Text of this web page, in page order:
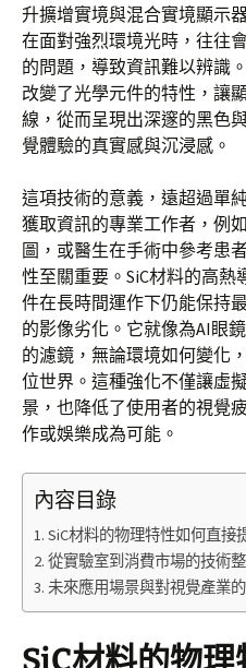
升擴增實境與混合實境顯示
在面對強烈環境光時，往往
的問題，導致資訊難以辨識
改變了光學元件的特性，讓
線，從而呈現出深邃的黑色
覺體驗的真實感與沉浸感。
這項技術的意義，遠超過單
獲取資訊的專業工作者，例
圖，或醫生在手術中參考患
性至關重要。SiC材料的高
件在長時間運作下仍能保持
的影像劣化。它就像為AI眼
的濾鏡，無論環境如何變化
位世界。這種強化不僅讓虛
景，也降低了使用者的視覺
作或娛樂成為可能。
內容目錄
SiC材料的物理特性如何直接
從實驗室到消費市場的技術
未來應用場景與對視覺產業